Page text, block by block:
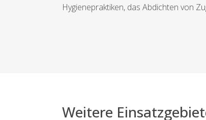
Hygienepraktiken, das Abdichten von
Weitere